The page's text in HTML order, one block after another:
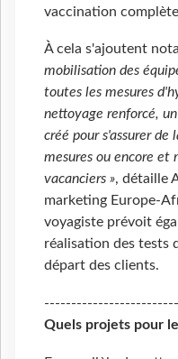
vaccination
À cela s'ajoutent
mobilisation des
toutes les mesures
nettoyage renforcé,
créé pour s'assurer de
mesures ou encore et
vacanciers », détaille
marketing Europe-
voyagiste prévoit
réalisation des tests
départ des clients.
Quels projets pour